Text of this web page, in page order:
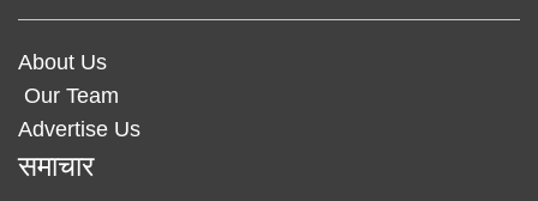
About Us
Our Team
Advertise Us
समाचार